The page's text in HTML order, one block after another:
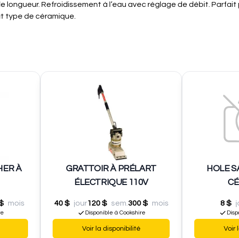
longueur. Refroidissement à l’eau avec réglage de débit.
type de céramique.
À
mois
GRATTOIR À PRÉLART
ÉLECTRIQUE 110V
40 $ jour120 $ sem. 300 $ mois
Disponible à Cookshire
Voir la disponibilité
HOLE
8 $
Voir